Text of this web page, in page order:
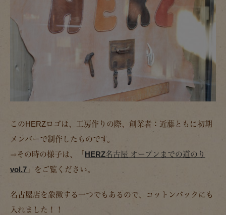
このHERZロゴは、工房作りの際、創業者：近藤ともに初期
メンバーで制作したものです。
⇒その時の様子は、「 HERZ名古屋 オープンまでの道のり
vol.7 」をご覧ください。
名古屋店を象徴する一つでもあるので、コットンバックにも
入れました！！